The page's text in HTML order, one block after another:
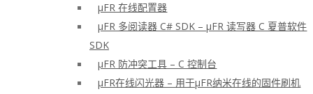
μFR 在线配置器
μFR 多阅读器 C# SDK – μFR 读写器 C 夏普软件
SDK
μFR 防冲突工具 – C 控制台
μFR在线闪光器 – 用于μFR纳米在线的固件刷机